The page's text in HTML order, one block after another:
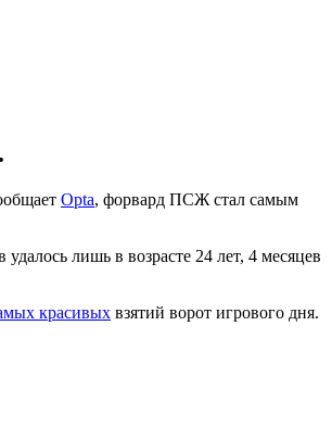
Opta, форвард ПСЖ стал самым
лишь в возрасте 24 лет, 4 месяцев
красивых взятий ворот игрового дня.